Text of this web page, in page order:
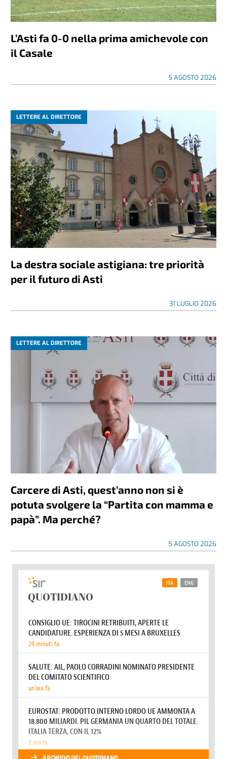
L’Asti fa 0-0 nella prima amichevole con
il Casale
5 AGOSTO 2026
LETTERE AL DIRETTORE
La destra sociale astigiana: tre priorità
per il futuro di Asti
31 LUGLIO 2026
LETTERE AL DIRETTORE
Carcere di Asti, quest’anno non si è
potuta svolgere la “Partita con mamma e
papà”. Ma perché?
5 AGOSTO 2026